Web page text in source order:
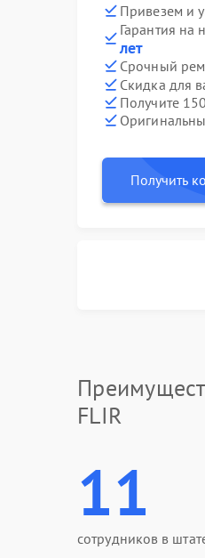
Привезем и
Гарантия
лет
Срочный
Скидка для
Получите
Получить
FLIR
11
сотрудников в